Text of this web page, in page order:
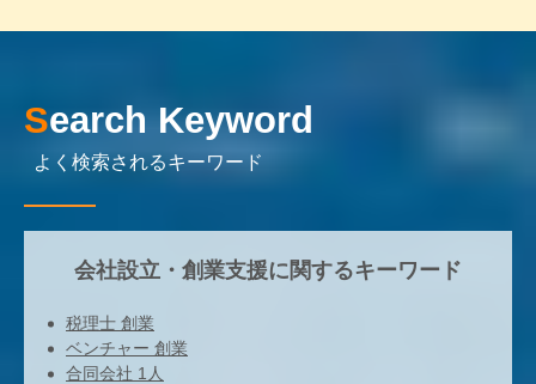
Search Keyword
よく検索されるキーワード
会社設立・創業支援に関するキーワード
税理士 創業
ベンチャー 創業
合同会社 1人